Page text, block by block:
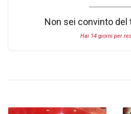
Ipt/immatricolazioni esclusi
Non sei convinto del
Hai 14 giorni per